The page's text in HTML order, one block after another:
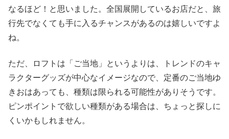
なるほど！と思いました。全国展開しているお店だと、旅
行先でなくても手に入るチャンスがあるのは嬉しいですよ
ね。
ただ、ロフトは「ご当地」というよりは、トレンドのキャ
ラクターグッズが中心なイメージなので、定番のご当地ゆ
きおはあっても、種類は限られる可能性がありそうです。
ピンポイントで欲しい種類がある場合は、ちょっと探しに
くいかもしれません。